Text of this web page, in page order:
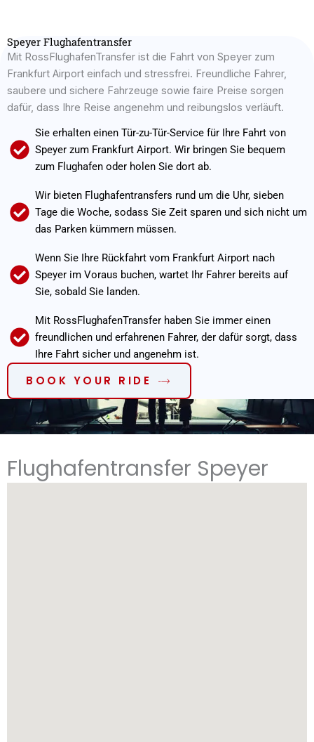
Speyer Flughafentransfer
Mit RossFlughafenTransfer ist die Fahrt von Speyer zum
Frankfurt Airport einfach und stressfrei. Freundliche Fahrer,
saubere und sichere Fahrzeuge sowie faire Preise sorgen
dafür, dass Ihre Reise angenehm und reibungslos verläuft.
Sie erhalten einen Tür-zu-Tür-Service für Ihre Fahrt von
Speyer zum Frankfurt Airport. Wir bringen Sie bequem
zum Flughafen oder holen Sie dort ab.
Wir bieten Flughafentransfers rund um die Uhr, sieben
Tage die Woche, sodass Sie Zeit sparen und sich nicht um
das Parken kümmern müssen.
Wenn Sie Ihre Rückfahrt vom Frankfurt Airport nach
Speyer im Voraus buchen, wartet Ihr Fahrer bereits auf
Sie, sobald Sie landen.
Mit RossFlughafenTransfer haben Sie immer einen
freundlichen und erfahrenen Fahrer, der dafür sorgt, dass
Ihre Fahrt sicher und angenehm ist.
BOOK YOUR RIDE
Flughafentransfer Speyer